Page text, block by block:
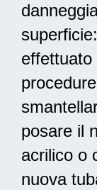
effettuato
posare il
acrilico o
nuova